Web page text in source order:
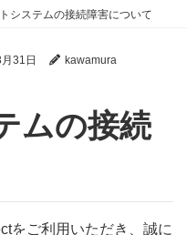
システムの接続障害について
31日
kawamura
をご利用いただき、誠に